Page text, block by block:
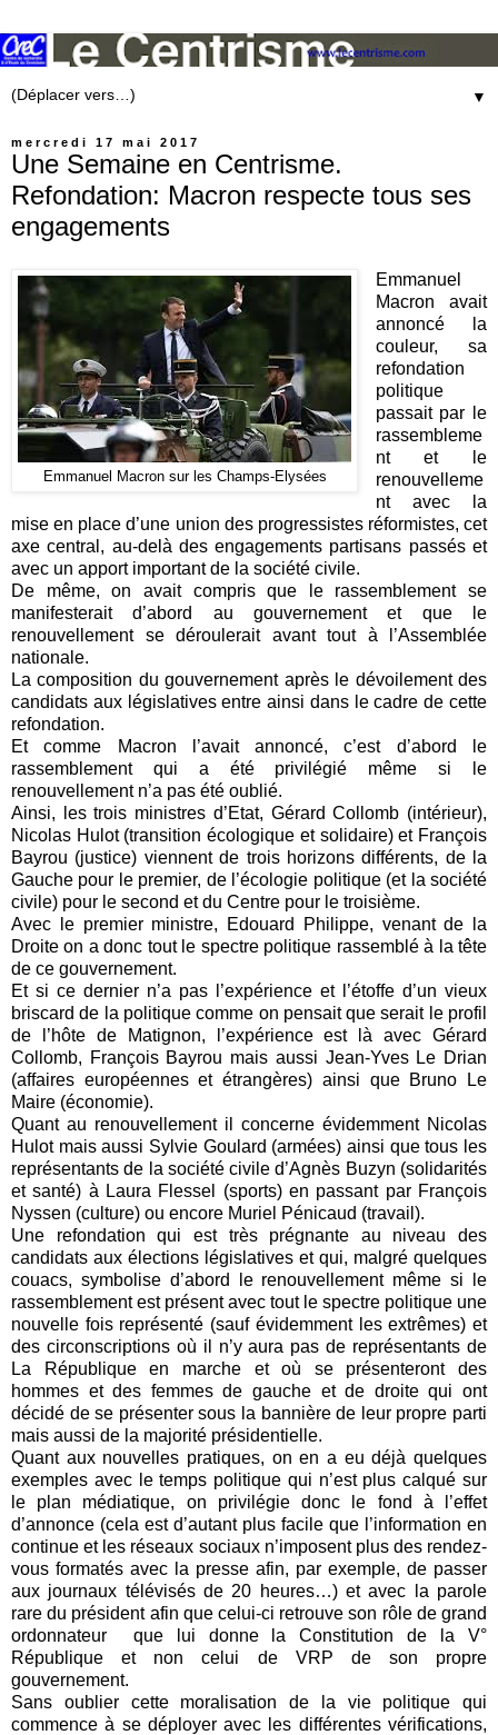
▼
mercredi 17 mai 2017
Une Semaine en Centrisme.
Refondation: Macron respecte tous ses
engagements
Emmanuel Macron sur les Champs-Elysées
Emmanuel
Macron avait
annoncé la
couleur, sa
refondation
politique
passait par le
rassembleme
nt et le
renouvelleme
nt avec la
mise en place d’une union des progressistes réformistes, cet
axe central, au-delà des engagements partisans passés et
avec un apport important de la société civile.
De même, on avait compris que le rassemblement se
manifesterait d’abord au gouvernement et que le
renouvellement se déroulerait avant tout à l’Assemblée
nationale.
La composition du gouvernement après le dévoilement des
candidats aux législatives entre ainsi dans le cadre de cette
refondation.
Et comme Macron l’avait annoncé, c’est d’abord le
rassemblement qui a été privilégié même si le
renouvellement n’a pas été oublié.
Ainsi, les trois ministres d’Etat, Gérard Collomb (intérieur),
Nicolas Hulot (transition écologique et solidaire) et François
Bayrou (justice) viennent de trois horizons différents, de la
Gauche pour le premier, de l’écologie politique (et la société
civile) pour le second et du Centre pour le troisième.
Avec le premier ministre, Edouard Philippe, venant de la
Droite on a donc tout le spectre politique rassemblé à la tête
de ce gouvernement.
Et si ce dernier n’a pas l’expérience et l’étoffe d’un vieux
briscard de la politique comme on pensait que serait le profil
de l’hôte de Matignon, l’expérience est là avec Gérard
Collomb, François Bayrou mais aussi Jean-Yves Le Drian
(affaires européennes et étrangères) ainsi que Bruno Le
Maire (économie).
Quant au renouvellement il concerne évidemment Nicolas
Hulot mais aussi Sylvie Goulard (armées) ainsi que tous les
représentants de la société civile d’Agnès Buzyn (solidarités
et santé) à Laura Flessel (sports) en passant par François
Nyssen (culture) ou encore Muriel Pénicaud (travail).
Une refondation qui est très prégnante au niveau des
candidats aux élections législatives et qui, malgré quelques
couacs, symbolise d’abord le renouvellement même si le
rassemblement est présent avec tout le spectre politique une
nouvelle fois représenté (sauf évidemment les extrêmes) et
des circonscriptions où il n’y aura pas de représentants de
La République en marche et où se présenteront des
hommes et des femmes de gauche et de droite qui ont
décidé de se présenter sous la bannière de leur propre parti
mais aussi de la majorité présidentielle.
Quant aux nouvelles pratiques, on en a eu déjà quelques
exemples avec le temps politique qui n’est plus calqué sur
le plan médiatique, on privilégie donc le fond à l’effet
d’annonce (cela est d’autant plus facile que l’information en
continue et les réseaux sociaux n’imposent plus des rendez-
vous formatés avec la presse afin, par exemple, de passer
aux journaux télévisés de 20 heures…) et avec la parole
rare du président afin que celui-ci retrouve son rôle de grand
ordonnateur
que lui donne la Constitution de la V°
République et non celui de VRP de son propre
gouvernement.
Sans oublier cette moralisation de la vie politique qui
commence à se déployer avec les différentes vérifications,